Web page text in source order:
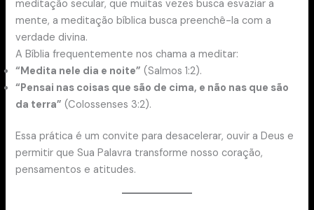
meditação secular, que muitas vezes busca esvaziar a
mente, a meditação bíblica busca preenchê-la com a
verdade divina.
A Bíblia frequentemente nos chama a meditar:
“Medita nele dia e noite” (Salmos 1:2).
“Pensai nas coisas que são de cima, e não nas que são
da terra” (Colossenses 3:2).
Essa prática é um convite para desacelerar, ouvir a Deus e
permitir que Sua Palavra transforme nosso coração,
pensamentos e atitudes.